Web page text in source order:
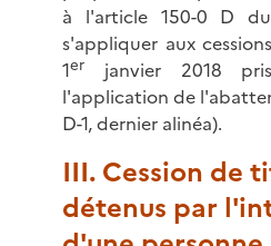
à l'article 150-0 D
s'appliquer aux
1er janvier 2018
l'application de
D-1, dernier alinéa).
III. Cession de
détenus par